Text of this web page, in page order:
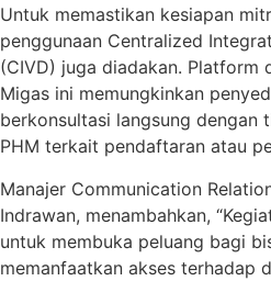
Untuk memastikan kesiapan
penggunaan Centralized
(CIVD) juga diadakan. Platform
Migas ini memungkinkan
berkonsultasi langsung dengan
PHM terkait pendaftaran atau
Manajer Communication
Indrawan, menambahkan,
untuk membuka peluang bagi
memanfaatkan akses terhadap